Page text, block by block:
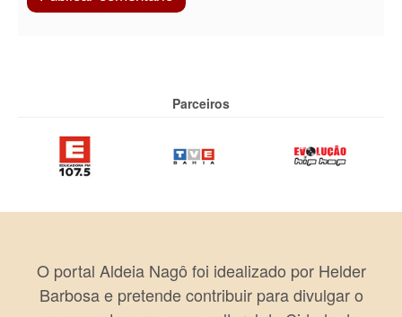
Parceiros
O portal Aldeia Nagô foi idealizado por Helder
Barbosa e pretende contribuir para divulgar o